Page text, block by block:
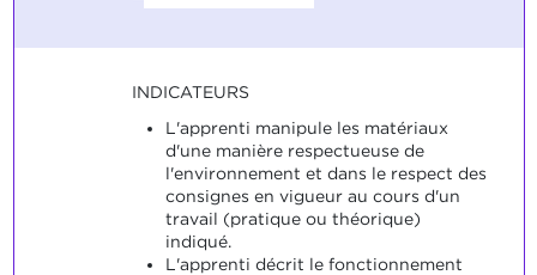
INDICATEURS
L'apprenti manipule les matériaux
d'une manière respectueuse de
l'environnement et dans le respect des
consignes en vigueur au cours d'un
travail (pratique ou théorique)
indiqué.
L'apprenti décrit le fonctionnement